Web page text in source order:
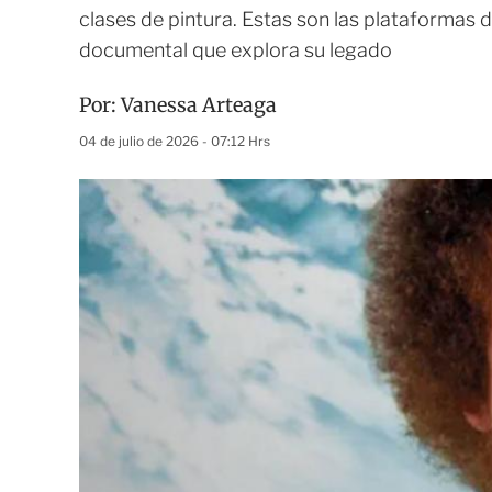
clases de pintura. Estas son las plataformas
documental que explora su legado
Por:Vanessa Arteaga
04 de julio de 2026 - 07:12 Hrs